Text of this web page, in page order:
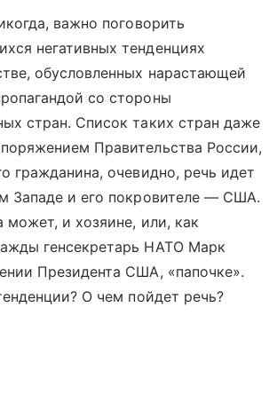
важно поговорить
негативных тенденциях
обусловленных нарастающей
со стороны
стран. Список таких стран даже
Правительства России,
гражданина, очевидно, речь идет
Западе и его покровителе — США.
может, и хозяине, или, как
генсекретарь НАТО Марк
Президента США, «папочке».
О чем пойдет речь?